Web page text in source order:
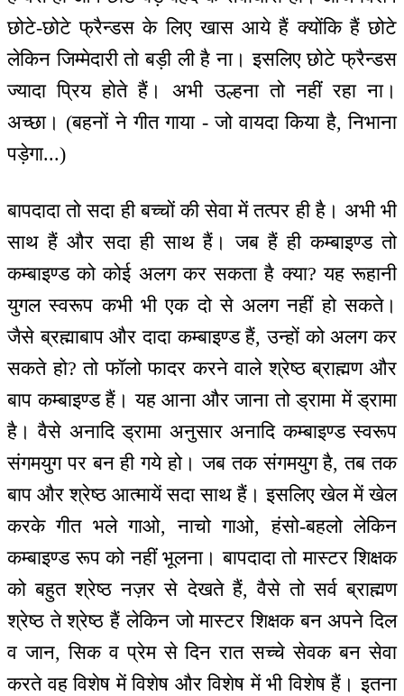
छोटे-छोटे फ्रैन्डस के लिए खास आये हैं क्योंकि हैं छोटे
लेकिन जिम्मेदारी तो बड़ी ली है ना। इसलिए छोटे फ्रैन्डस
ज्यादा प्रिय होते हैं। अभी उल्हना तो नहीं रहा ना।
अच्छा। (बहनों ने गीत गाया - जो वायदा किया है, निभाना
पड़ेगा...)
बापदादा तो सदा ही बच्चों की सेवा में तत्पर ही है। अभी भी
साथ हैं और सदा ही साथ हैं। जब हैं ही कम्बाइण्ड तो
कम्बाइण्ड को कोई अलग कर सकता है क्या? यह रूहानी
युगल स्वरूप कभी भी एक दो से अलग नहीं हो सकते।
जैसे ब्रह्माबाप और दादा कम्बाइण्ड हैं, उन्हों को अलग कर
सकते हो? तो फॉलो फादर करने वाले श्रेष्ठ ब्राह्मण और
बाप कम्बाइण्ड हैं। यह आना और जाना तो ड्रामा में ड्रामा
है। वैसे अनादि ड्रामा अनुसार अनादि कम्बाइण्ड स्वरूप
संगमयुग पर बन ही गये हो। जब तक संगमयुग है, तब तक
बाप और श्रेष्ठ आत्मायें सदा साथ हैं। इसलिए खेल में खेल
करके गीत भले गाओ, नाचो गाओ, हंसो-बहलो लेकिन
कम्बाइण्ड रूप को नहीं भूलना। बापदादा तो मास्टर शिक्षक
को बहुत श्रेष्ठ नज़र से देखते हैं, वैसे तो सर्व ब्राह्मण
श्रेष्ठ ते श्रेष्ठ हैं लेकिन जो मास्टर शिक्षक बन अपने दिल
व जान, सिक व प्रेम से दिन रात सच्चे सेवक बन सेवा
करते वह विशेष में विशेष और विशेष में भी विशेष हैं। इतना